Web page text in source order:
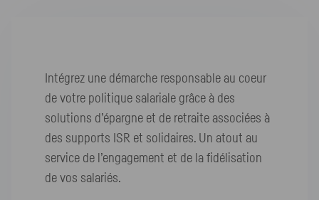
Intégrez une démarche responsable au coeur
de votre politique salariale grâce à des
solutions d’épargne et de retraite associées à
des supports ISR et solidaires. Un atout au
service de l’engagement et de la fidélisation
de vos salariés.